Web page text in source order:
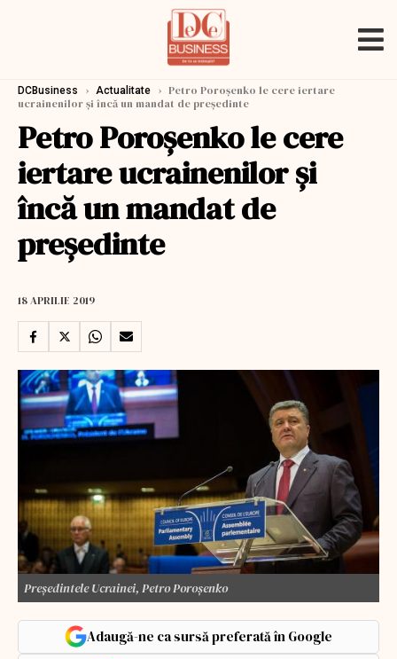
DCBusiness › Actualitate › Petro Poroșenko le cere iertare
ucrainenilor și încă un mandat de președinte
Petro Poroșenko le cere
iertare ucrainenilor și
încă un mandat de
președinte
18 APRILIE 2019
Președintele Ucrainei, Petro Poroșenko
Adaugă-ne ca sursă preferată în Google